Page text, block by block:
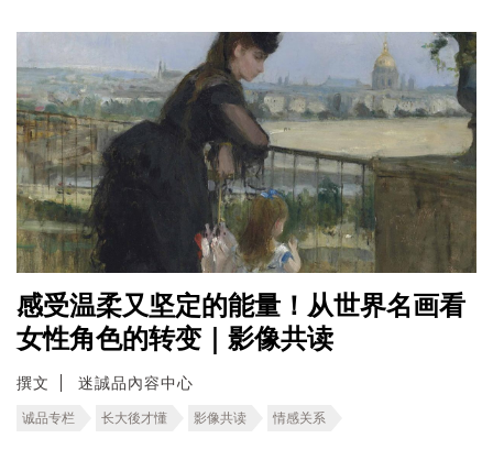
感受温柔又坚定的能量！从世界名画看
女性角色的转变｜影像共读
撰文 迷誠品內容中心
诚品专栏 长大後才懂 影像共读 情感关系